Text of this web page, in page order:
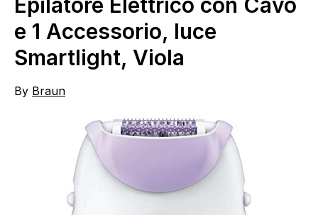
Epilatore Elettrico con Cavo
e 1 Accessorio, luce
Smartlight, Viola
By Braun